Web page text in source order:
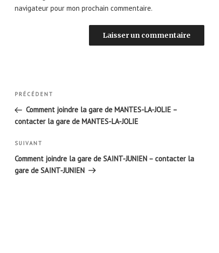
navigateur pour mon prochain commentaire.
Navigation
l’article
Article
précédent
PRÉCÉDENT
Comment joindre la gare de MANTES-LA-JOLIE –
contacter la gare de MANTES-LA-JOLIE
Article
suivant
SUIVANT
Comment joindre la gare de SAINT-JUNIEN – contacter la
gare de SAINT-JUNIEN